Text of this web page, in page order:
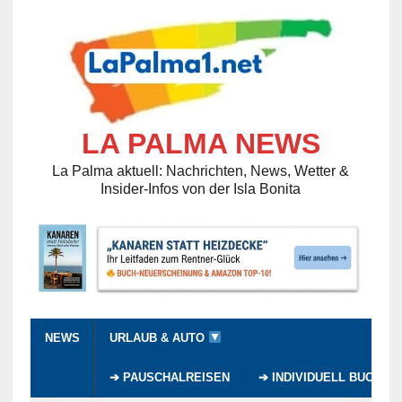
LA PALMA NEWS
La Palma aktuell: Nachrichten, News, Wetter &
Insider-Infos von der Isla Bonita
NEWS URLAUB & AUTO
➔ PAUSCHALREISEN ➔ INDIVIDUELL BUCHEN